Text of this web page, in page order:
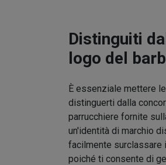
Distinguiti
logo del
È essenziale mettere
distinguerti dalla
parrucchiere fornite
un'identità di marchio
facilmente surclassare
poiché ti consente di